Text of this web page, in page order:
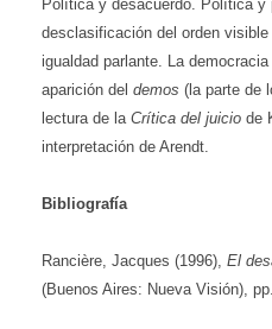
Política y desacuerdo. Política
desclasificación del orden visible
igualdad parlante. La
aparición del demos (la parte de
lectura de la Crítica del juicio de
interpretación de Arendt.
Bibliografía
Rancière, Jacques (1996), El
(Buenos Aires: Nueva Visión), pp.